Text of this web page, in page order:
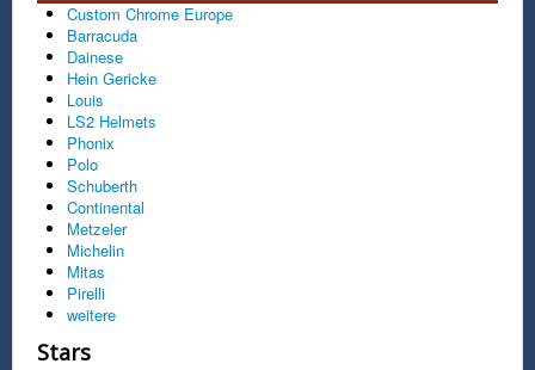
Custom Chrome Europe
Barracuda
Dainese
Hein Gericke
Louis
LS2 Helmets
Phonix
Polo
Schuberth
Continental
Metzeler
Michelin
Mitas
Pirelli
weitere
Stars